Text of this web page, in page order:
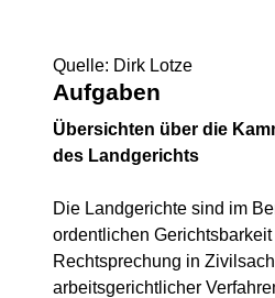
Quelle: Dirk Lotze
Aufgaben
Übersichten über die
des Landgerichts
Die Landgerichte sind im
ordentlichen Gerichtsbarkeit
Rechtsprechung in
arbeitsgerichtlicher